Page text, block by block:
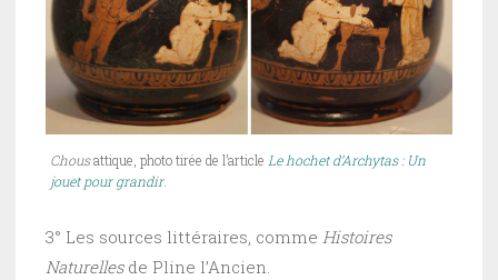
Chousattique, photo tirée de l’article Le hochet d’Archytas : Un
jouet pour grandir.
3° Les sources littéraires, comme Histoires
Naturellesde Pline l’Ancien.